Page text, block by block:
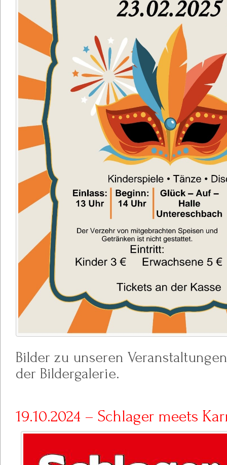
Bilder zu unseren
der Bildergalerie.
19.10.2024 – Schlager meets